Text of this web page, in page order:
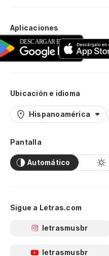
Aplicaciones
Ubicación e idioma
Hispanoamérica
Pantalla
Automático
Sigue a Letras.com
letrasmusbr
letrasmusbr